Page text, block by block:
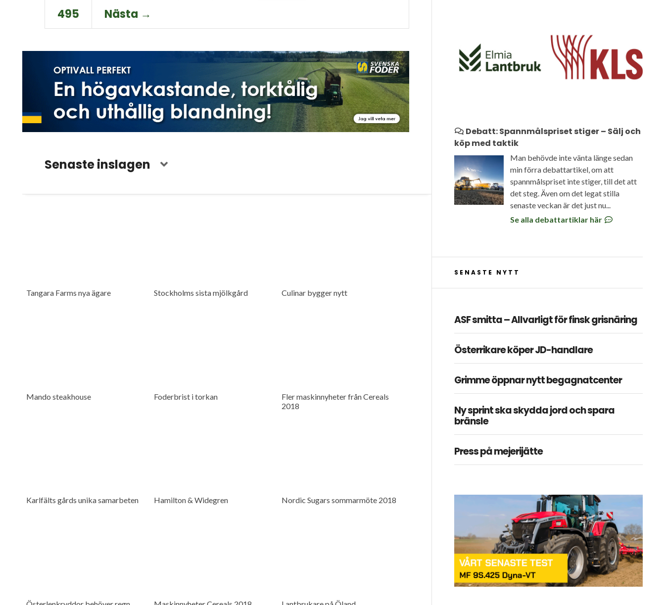
495
Nästa →
Senaste inslagen
Tangara Farms nya ägare Stockholms sista mjölkgård Culinar bygger nytt
Mando steakhouse Foderbrist i torkan
Fler maskinnyheter från Cereals
2018
Karlfälts gårds unika samarbeten Hamilton & Widegren Nordic Sugars sommarmöte 2018
Debatt: Spannmålspriset stiger – Sälj och
köp med taktik
Man behövde inte vänta länge sedan
min förra debattartikel, om att
spannmålspriset inte stiger, till det att
det steg. Även om det legat stilla
senaste veckan är det just nu...
Se alla debattartiklar här
SENASTE NYTT
ASF smitta – Allvarligt för finsk grisnäring
Österrikare köper JD-handlare
Grimme öppnar nytt begagnatcenter
Ny sprint ska skydda jord och spara
bränsle
Press på mejerijätte